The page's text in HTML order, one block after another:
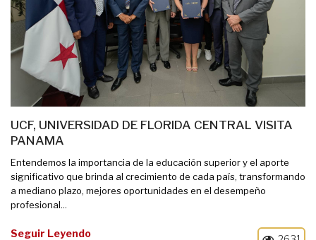
UCF, UNIVERSIDAD DE FLORIDA CENTRAL VISITA
PANAMA
Entendemos la importancia de la educación superior y el aporte
significativo que brinda al crecimiento de cada país, transformando
a mediano plazo, mejores oportunidades en el desempeño
profesional...
Seguir Leyendo